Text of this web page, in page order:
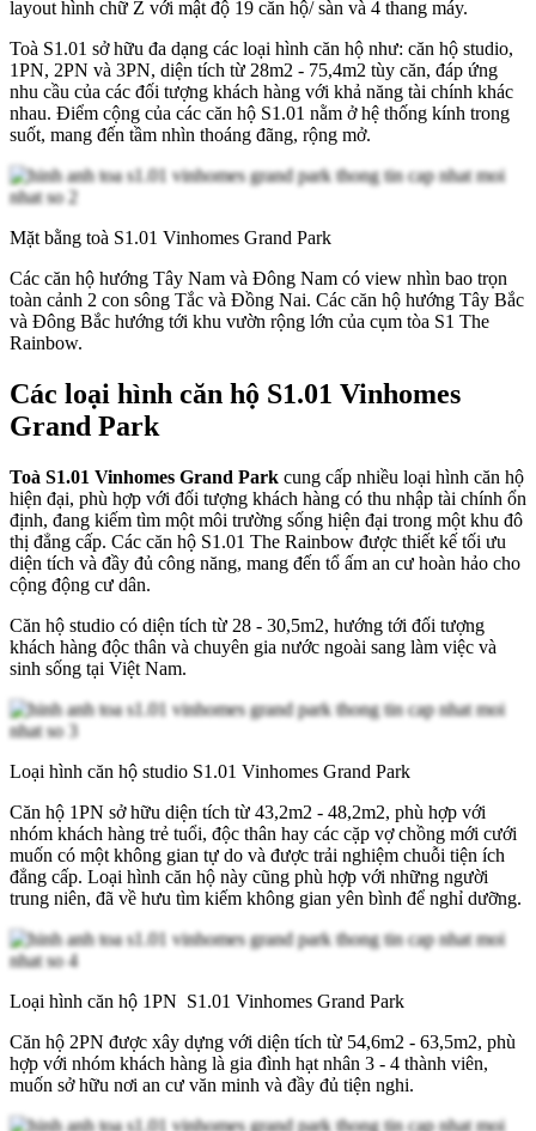
layout hình chữ Z với mật độ 19 căn hộ/ sàn và 4 thang máy.
Toà S1.01 sở hữu đa dạng các loại hình căn hộ như: căn hộ studio,
1PN, 2PN và 3PN, diện tích từ 28m2 - 75,4m2 tùy căn, đáp ứng
nhu cầu của các đối tượng khách hàng với khả năng tài chính khác
nhau. Điểm cộng của các căn hộ S1.01 nằm ở hệ thống kính trong
suốt, mang đến tầm nhìn thoáng đãng, rộng mở.
Mặt bằng toà S1.01 Vinhomes Grand Park
Các căn hộ hướng Tây Nam và Đông Nam có view nhìn bao trọn
toàn cảnh 2 con sông Tắc và Đồng Nai. Các căn hộ hướng Tây Bắc
và Đông Bắc hướng tới khu vườn rộng lớn của cụm tòa S1 The
Rainbow.
Các loại hình căn hộ S1.01 Vinhomes
Grand Park
Toà S1.01 Vinhomes Grand Park cung cấp nhiều loại hình căn hộ
hiện đại, phù hợp với đối tượng khách hàng có thu nhập tài chính ổn
định, đang kiếm tìm một môi trường sống hiện đại trong một khu đô
thị đẳng cấp. Các căn hộ S1.01 The Rainbow được thiết kế tối ưu
diện tích và đầy đủ công năng, mang đến tổ ấm an cư hoàn hảo cho
cộng động cư dân.
Căn hộ studio có diện tích từ 28 - 30,5m2, hướng tới đối tượng
khách hàng độc thân và chuyên gia nước ngoài sang làm việc và
sinh sống tại Việt Nam.
Loại hình căn hộ studio S1.01 Vinhomes Grand Park
Căn hộ 1PN sở hữu diện tích từ 43,2m2 - 48,2m2, phù hợp với
nhóm khách hàng trẻ tuổi, độc thân hay các cặp vợ chồng mới cưới
muốn có một không gian tự do và được trải nghiệm chuỗi tiện ích
đẳng cấp. Loại hình căn hộ này cũng phù hợp với những người
trung niên, đã về hưu tìm kiếm không gian yên bình để nghỉ dưỡng.
Loại hình căn hộ 1PN S1.01 Vinhomes Grand Park
Căn hộ 2PN được xây dựng với diện tích từ 54,6m2 - 63,5m2, phù
hợp với nhóm khách hàng là gia đình hạt nhân 3 - 4 thành viên,
muốn sở hữu nơi an cư văn minh và đầy đủ tiện nghi.